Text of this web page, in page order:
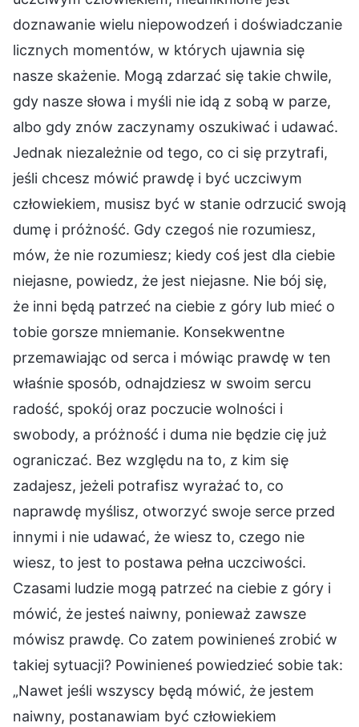
doznawanie wielu niepowodzeń i doświadczanie
licznych momentów, w których ujawnia się
nasze skażenie. Mogą zdarzać się takie chwile,
gdy nasze słowa i myśli nie idą z sobą w parze,
albo gdy znów zaczynamy oszukiwać i udawać.
Jednak niezależnie od tego, co ci się przytrafi,
jeśli chcesz mówić prawdę i być uczciwym
człowiekiem, musisz być w stanie odrzucić swoją
dumę i próżność. Gdy czegoś nie rozumiesz,
mów, że nie rozumiesz; kiedy coś jest dla ciebie
niejasne, powiedz, że jest niejasne. Nie bój się,
że inni będą patrzeć na ciebie z góry lub mieć o
tobie gorsze mniemanie. Konsekwentne
przemawiając od serca i mówiąc prawdę w ten
właśnie sposób, odnajdziesz w swoim sercu
radość, spokój oraz poczucie wolności i
swobody, a próżność i duma nie będzie cię już
ograniczać. Bez względu na to, z kim się
zadajesz, jeżeli potrafisz wyrażać to, co
naprawdę myślisz, otworzyć swoje serce przed
innymi i nie udawać, że wiesz to, czego nie
wiesz, to jest to postawa pełna uczciwości.
Czasami ludzie mogą patrzeć na ciebie z góry i
mówić, że jesteś naiwny, ponieważ zawsze
mówisz prawdę. Co zatem powinieneś zrobić w
takiej sytuacji? Powinieneś powiedzieć sobie tak:
„Nawet jeśli wszyscy będą mówić, że jestem
naiwny, postanawiam być człowiekiem